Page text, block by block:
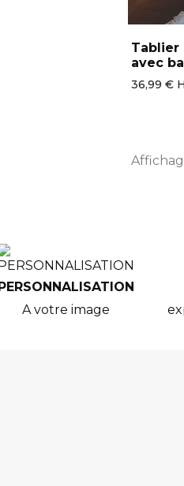
Tablier
avec
36,99 €
PERSONNALISATION
A votre image